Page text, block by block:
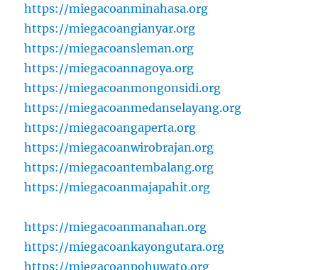
https://miegacoanminahasa.org
https://miegacoangianyar.org
https://miegacoansleman.org
https://miegacoannagoya.org
https://miegacoanmongonsidi.org
https://miegacoanmedanselayang.org
https://miegacoangaperta.org
https://miegacoanwirobrajan.org
https://miegacoantembalang.org
https://miegacoanmajapahit.org
https://miegacoanmanahan.org
https://miegacoankayongutara.org
https://miegacoanpohuwato.org